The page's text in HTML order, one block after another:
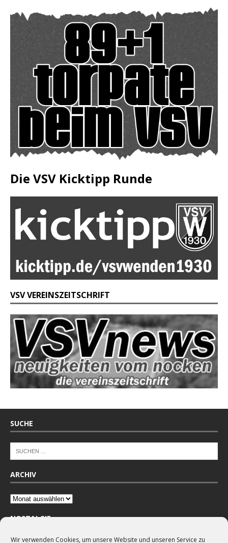
Wir verwenden Cookies, um unsere Website und unseren Service zu
Die VSV Kicktipp Runde
VSV VEREINSZEITSCHRIFT
SUCHE
ARCHIV
NOSTALGIE